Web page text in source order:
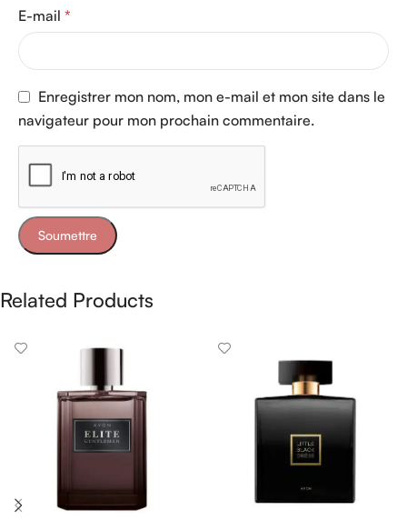
E-mail *
Enregistrer mon nom, mon e-mail et mon site dans le
navigateur pour mon prochain commentaire.
Related Products